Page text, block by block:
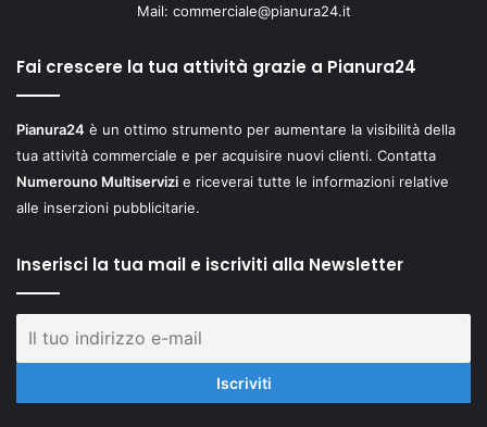
Mail: commerciale@pianura24.it
Fai crescere la tua attività grazie a Pianura24
Pianura24 è un ottimo strumento per aumentare la visibilità della
tua attività commerciale e per acquisire nuovi clienti. Contatta
Numerouno Multiservizi e riceverai tutte le informazioni relative
alle inserzioni pubblicitarie.
Inserisci la tua mail e iscriviti alla Newsletter